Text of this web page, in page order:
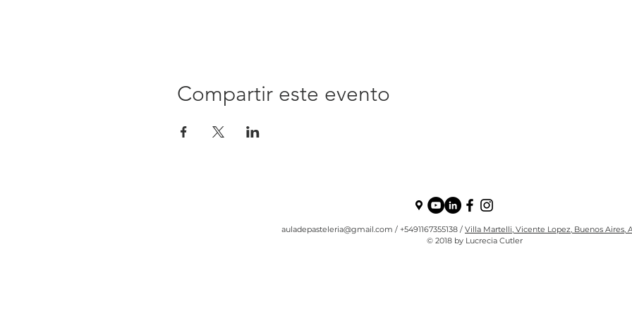
Compartir este evento
auladepasteleria@gmail.com / +5491167355138 / Villa Martelli, Vicente Lopez, Buenos Aires,
© 2018 by Lucrecia Cutler